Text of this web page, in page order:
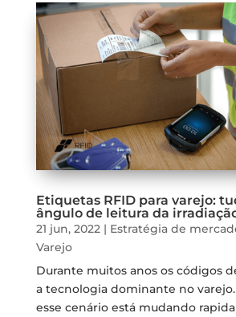
Etiquetas RFID para varejo:
ângulo de leitura da
21 jun, 2022| Estratégia de
Varejo
Durante muitos anos os códigos
a tecnologia dominante no
esse cenário está mudando